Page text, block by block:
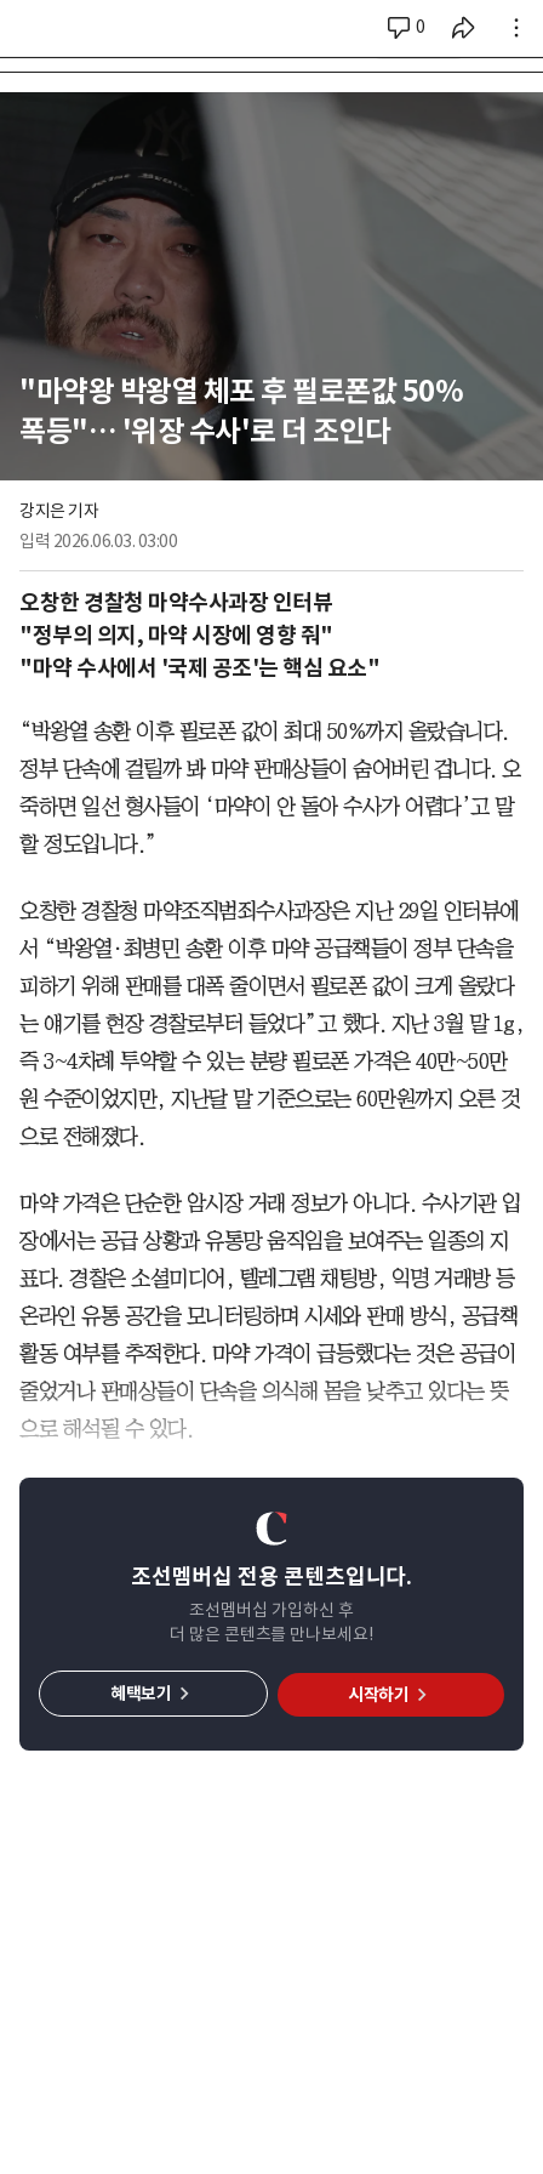
0
시리즈 전체
"마약왕 박왕열 체포 후 필로폰값 50%
폭등"… '위장 수사'로 더 조인다
강지은 기자
입력 2026.06.03. 03:00
오창한 경찰청 마약수사과장 인터뷰
"정부의 의지, 마약 시장에 영향 줘"
"마약 수사에서 '국제 공조'는 핵심 요소"
“박왕열 송환 이후 필로폰 값이 최대 50%까지 올랐습니다.
정부 단속에 걸릴까 봐 마약 판매상들이 숨어버린 겁니다. 오
죽하면 일선 형사들이 ‘마약이 안 돌아 수사가 어렵다’고 말
할 정도입니다.”
오창한 경찰청 마약조직범죄수사과장은 지난 29일 인터뷰에
서 “박왕열·최병민 송환 이후 마약 공급책들이 정부 단속을
피하기 위해 판매를 대폭 줄이면서 필로폰 값이 크게 올랐다
는 얘기를 현장 경찰로부터 들었다”고 했다. 지난 3월 말 1g,
즉 3~4차례 투약할 수 있는 분량 필로폰 가격은 40만~50만
원 수준이었지만, 지난달 말 기준으로는 60만원까지 오른 것
으로 전해졌다.
마약 가격은 단순한 암시장 거래 정보가 아니다. 수사기관 입
장에서는 공급 상황과 유통망 움직임을 보여주는 일종의 지
표다. 경찰은 소셜미디어, 텔레그램 채팅방, 익명 거래방 등
온라인 유통 공간을 모니터링하며 시세와 판매 방식, 공급책
활동 여부를 추적한다. 마약 가격이 급등했다는 것은 공급이
줄었거나 판매상들이 단속을 의식해 몸을 낮추고 있다는 뜻
으로 해석될 수 있다.
조선멤버십 전용 콘텐츠입니다.
조선멤버십 가입하신 후
더 많은 콘텐츠를 만나보세요!
시작하기
혜택보기